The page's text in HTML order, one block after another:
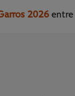
2026 entre